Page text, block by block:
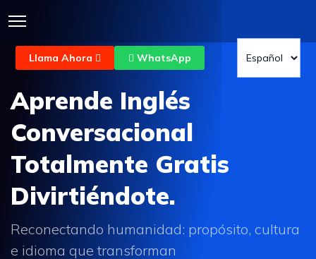
Llama Ahora WhatsApp
Aprende Inglés
Conversacional
Totalmente Gratis
Divirtiéndote.
Reconectando humanidad: propósito, cultura
e idioma que transforman